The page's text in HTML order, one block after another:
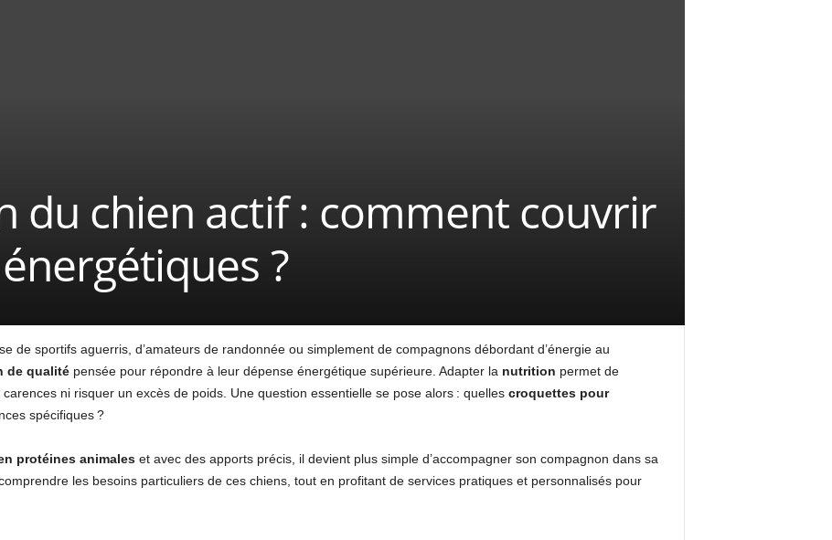
du chien actif : comment couvrir
?
de sportifs aguerris, d’amateurs de randonnée ou simplement de compagnons débordant d’énergie au
de qualitépensée pour répondre à leur dépense énergétique supérieure. Adapter la nutrition permet de
ni risquer un excès de poids. Une question essentielle se pose alors : quelles croquettes pour
spécifiques ?
protéines animaleset avec des apports précis, il devient plus simple d’accompagner son compagnon dans sa
les besoins particuliers de ces chiens, tout en profitant de services pratiques et personnalisés pour